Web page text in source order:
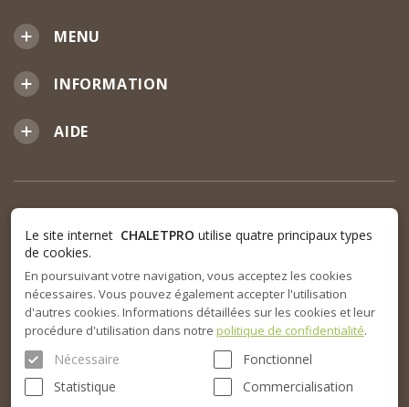
MENU
INFORMATION
AIDE
Le site internet CHALETPRO utilise quatre principaux types
de cookies.
En poursuivant votre navigation, vous acceptez les cookies
nécessaires. Vous pouvez également accepter l'utilisation
d'autres cookies. Informations détaillées sur les cookies et leur
procédure d'utilisation dans notre politique de confidentialité.
Nécessaire
Fonctionnel
Statistique
Commercialisation